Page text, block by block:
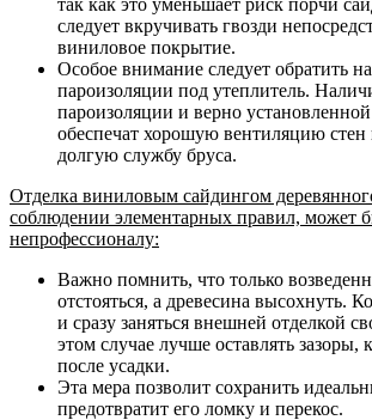
следует вкручивать гвозди
виниловое покрытие.
Особое внимание следует обратить
пароизоляции под утеплитель.
пароизоляции и верно
обеспечат хорошую вентиляцию стен
долгую службу бруса.
Отделка виниловым сайдингом
соблюдении элементарных правил, может
непрофессионалу:
Важно помнить, что только
отстояться, а древесина высохнуть.
и сразу заняться внешней отделкой
этом случае лучше оставлять зазоры,
после усадки.
Эта мера позволит сохранить
предотвратит его ломку и перекос.